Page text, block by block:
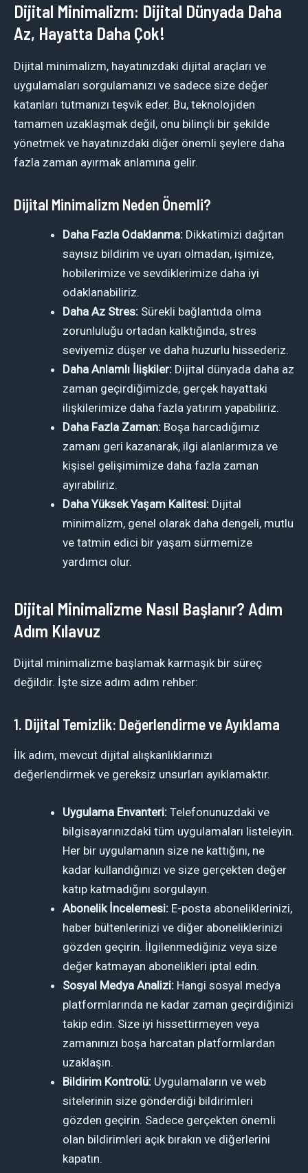
Dijital Minimalizm: Dijital Dünyada Daha
Az, Hayatta Daha Çok!
Dijital minimalizm, hayatınızdaki dijital araçları ve
uygulamaları sorgulamanızı ve sadece size değer
katanları tutmanızı teşvik eder. Bu, teknolojiden
tamamen uzaklaşmak değil, onu bilinçli bir şekilde
yönetmek ve hayatınızdaki diğer önemli şeylere daha
fazla zaman ayırmak anlamına gelir.
Dijital Minimalizm Neden Önemli?
Daha Fazla Odaklanma: Dikkatimizi dağıtan
sayısız bildirim ve uyarı olmadan, işimize,
hobilerimize ve sevdiklerimize daha iyi
odaklanabiliriz.
Daha Az Stres: Sürekli bağlantıda olma
zorunluluğu ortadan kalktığında, stres
seviyemiz düşer ve daha huzurlu hissederiz.
Daha Anlamlı İlişkiler: Dijital dünyada daha az
zaman geçirdiğimizde, gerçek hayattaki
ilişkilerimize daha fazla yatırım yapabiliriz.
Daha Fazla Zaman: Boşa harcadığımız
zamanı geri kazanarak, ilgi alanlarımıza ve
kişisel gelişimimize daha fazla zaman
ayırabiliriz.
Daha Yüksek Yaşam Kalitesi: Dijital
minimalizm, genel olarak daha dengeli, mutlu
ve tatmin edici bir yaşam sürmemize
yardımcı olur.
Dijital Minimalizme Nasıl Başlanır? Adım
Adım Kılavuz
Dijital minimalizme başlamak karmaşık bir süreç
değildir. İşte size adım adım rehber:
1. Dijital Temizlik: Değerlendirme ve Ayıklama
İlk adım, mevcut dijital alışkanlıklarınızı
değerlendirmek ve gereksiz unsurları ayıklamaktır.
Uygulama Envanteri: Telefonunuzdaki ve
bilgisayarınızdaki tüm uygulamaları listeleyin.
Her bir uygulamanın size ne kattığını, ne
kadar kullandığınızı ve size gerçekten değer
katıp katmadığını sorgulayın.
Abonelik İncelemesi: E-posta aboneliklerinizi,
haber bültenlerinizi ve diğer aboneliklerinizi
gözden geçirin. İlgilenmediğiniz veya size
değer katmayan abonelikleri iptal edin.
Sosyal Medya Analizi: Hangi sosyal medya
platformlarında ne kadar zaman geçirdiğinizi
takip edin. Size iyi hissettirmeyen veya
zamanınızı boşa harcatan platformlardan
uzaklaşın.
Bildirim Kontrolü: Uygulamaların ve web
sitelerinin size gönderdiği bildirimleri
gözden geçirin. Sadece gerçekten önemli
olan bildirimleri açık bırakın ve diğerlerini
kapatın.